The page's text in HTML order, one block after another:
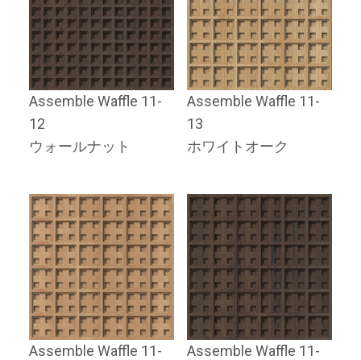
Assemble Waffle 11-
12
ウォールナット
Assemble Waffle 11-
13
ホワイトオーク
Assemble Waffle 11-
Assemble Waffle 11-